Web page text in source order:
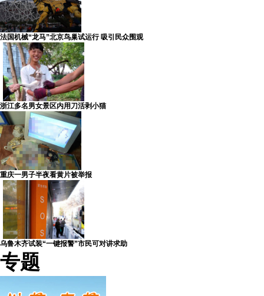
法国机械“龙马”北京鸟巢试运行 吸引民众围观
浙江多名男女景区内用刀活剥小猫
重庆一男子半夜看黄片被举报
乌鲁木齐试装“一键报警”市民可对讲求助
专题